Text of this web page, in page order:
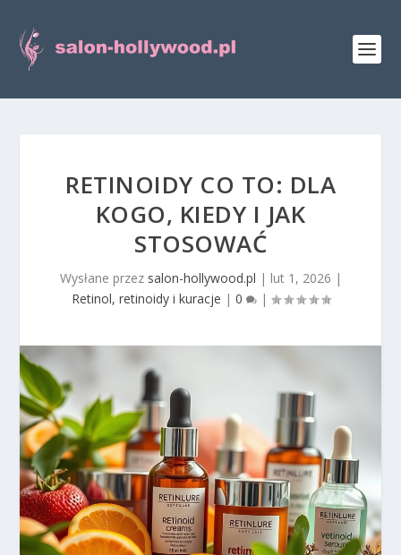
RETINOIDY CO TO: DLA
KOGO, KIEDY I JAK
STOSOWAĆ
Wysłane przez salon-hollywood.pl | lut 1, 2026 |
Retinol, retinoidy i kuracje | 0 |